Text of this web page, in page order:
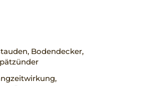
Bodendecker,